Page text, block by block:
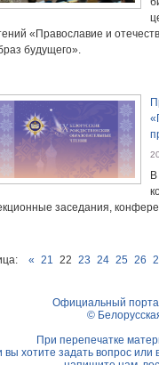
«Православие и
будущего».
заседания,
« 21 22 23 24 25 26
Официальный
©
При перепечатке
вы хотите задать вопрос или